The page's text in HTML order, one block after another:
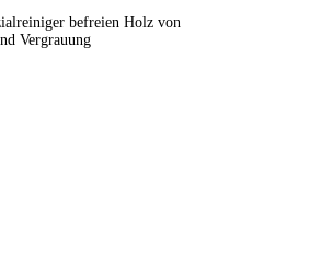
befreien Holz von
Vergrauung